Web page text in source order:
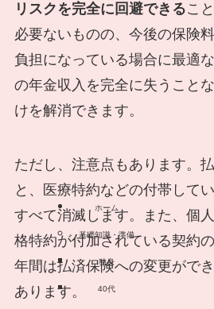
リスクを完全に回避できるこ
必要ないものの、今後の保険
負担になっている場合に最適
の年金収入を完全に失うこと
けを解消できます。
ただし、注意点もあります。
と、医療特約などの付帯して
すべて消滅します。また、個
格特約が付加されている契約
年間は払済保険への変更がで
あります。
ホーム
基礎知識・準備
独身
40代